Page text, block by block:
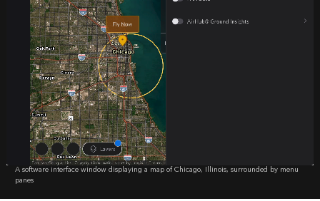
A software interface window displaying a map of Chicago, Illinois, surrounded by menu
panes